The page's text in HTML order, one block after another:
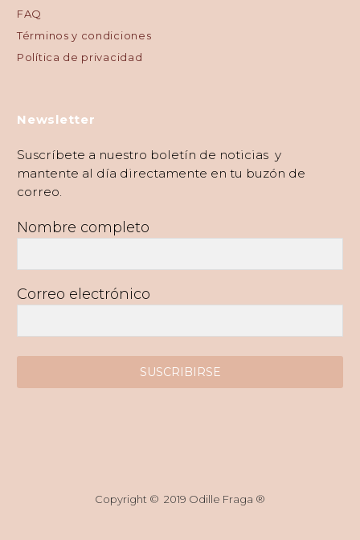
FAQ
Términos y condiciones
Política de privacidad
Newsletter
Suscríbete a nuestro boletín de noticias y
mantente al día directamente en tu buzón de
correo.
Nombre completo
Correo electrónico
SUSCRIBIRSE
Copyright © 2019 Odille Fraga ®